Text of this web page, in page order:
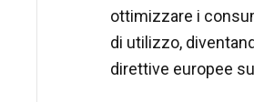
ottimizzare i
di utilizzo,
direttive europee